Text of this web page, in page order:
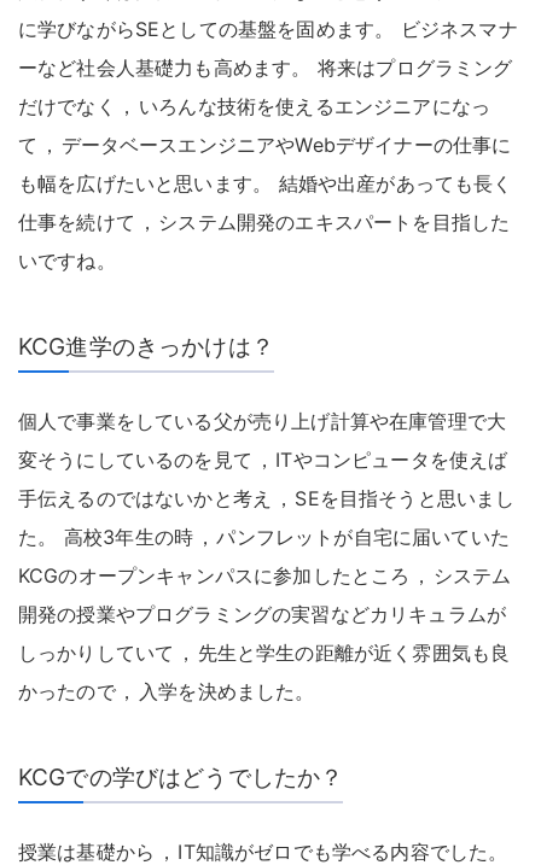
に学びながらSEとしての基盤を固めます。
ビジネスマナ
ーなど社会人基礎力も高めます。
将来はプログラミング
だけでなく
， いろんな技術を使えるエンジニアになっ
て ， データベースエンジニアやWebデザイナーの仕事に
も幅を広げたいと思います。
結婚や出産があっても長く
仕事を続けて ， システム開発のエキスパートを目指した
いですね。
KCG進学のきっかけは？
個人で事業をしている父が売り上げ計算や在庫管理で大
変そうにしているのを見て ， ITやコンピュータを使えば
手伝えるのではないかと考え
， SEを目指そうと思いまし
た。 高校3年生の時 ， パンフレットが自宅に届いていた
KCGのオープンキャンパスに参加したところ ， システム
開発の授業やプログラミングの実習などカリキュラムが
しっかりしていて ， 先生と学生の距離が近く雰囲気も良
かったので ， 入学を決めました。
KCGでの学びはどうでしたか？
授業は基礎から ， IT知識がゼロでも学べる内容でした。